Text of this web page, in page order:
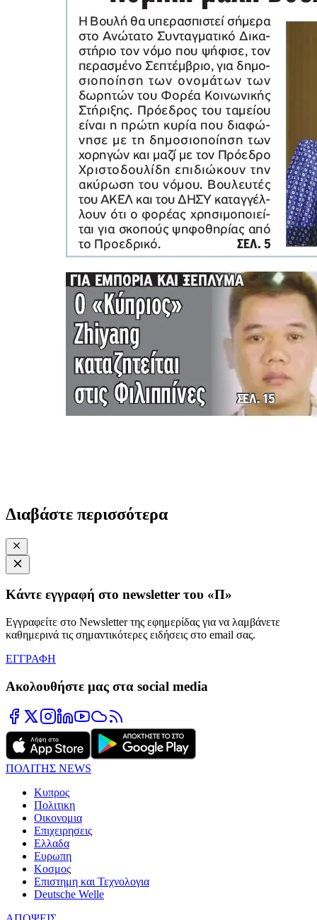
Διαβάστε περισσότερα
Κάντε εγγραφή στο newsletter του «Π»
Εγγραφείτε στο Newsletter της εφημερίδας για να λαμβάνετε
καθημερινά τις σημαντικότερες ειδήσεις στο email σας.
ΕΓΓΡΑΦΗ
Ακολουθήστε μας στα social media
ΠΟΛΙΤΗΣ NEWS
Κυπρος
Πολιτικη
Οικονομια
Επιχειρησεις
Ελλαδα
Ευρωπη
Κοσμος
Επιστημη και Τεχνολογια
Deutsche Welle